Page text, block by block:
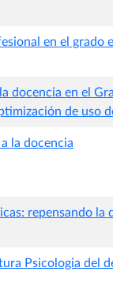
en el grado
docencia en el
de uso
la docencia
repensando la
Psicologia del